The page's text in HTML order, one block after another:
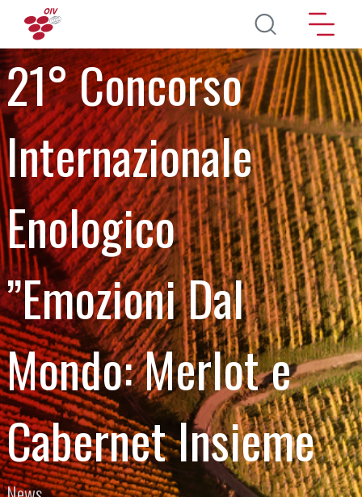
Pasar al contenido principal
21° Concorso
Internazionale
Enologico
”Emozioni Dal
Mondo: Merlot e
Cabernet Insieme